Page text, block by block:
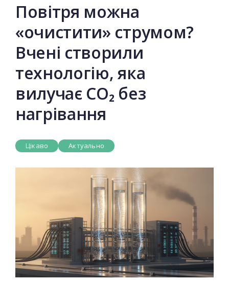
Повітря можна
«очистити» струмом?
Вчені створили
технологію, яка
вилучає CO₂ без
нагрівання
Цікаво Актуально